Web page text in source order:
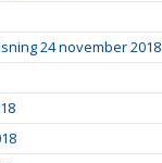
24 november 2018